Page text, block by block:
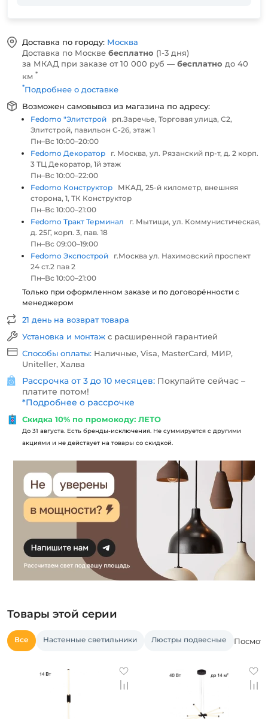
Доставка по городу: Москва
Доставка по Москве бесплатно (1-3 дня)
за МКАД при заказе от 10 000 руб — бесплатно до 40
км *
*Подробнее о доставке
Возможен самовывоз из магазина по адресу:
Fedomo "Элитстрой
рп.Заречье, Торговая улица, С2,
Элитстрой, павильон С-26, этаж 1
Пн–Вс 10:00–20:00
Fedomo Декоратор
г. Москва, ул. Рязанский пр-т, д. 2 корп.
3 ТЦ Декоратор, 1й этаж
Пн–Вс 10:00–22:00
Fedomo Конструктор
МКАД, 25-й километр, внешняя
сторона, 1, ТК Конструктор
Пн–Вс 10:00–21:00
Fedomo Тракт Терминал
г. Мытищи, ул. Коммунистическая,
д. 25Г, корп. 3, пав. 18
Пн–Вс 09:00–19:00
Fedomo Экспострой
г.Москва ул. Нахимовский проспект
24 ст.2 пав 2
Пн–Вс 10:00–21:00
Только при оформленном заказе и по договорённости с
менеджером
21 день на возврат товара
Установка и монтаж с расширенной гарантией
Способы оплаты: Наличные, Visa, MasterCard, МИР,
Uniteller, Халва
Рассрочка от 3 до 10 месяцев: Покупайте сейчас –
платите потом!
*Подробнее о рассрочке
Скидка 10% по промокоду: ЛЕТО
До 31 августа. Есть бренды-исключения. Не суммируется с другими
акциями и не действует на товары со скидкой.
Товары этой серии
Все Настенные светильники Люстры подвесные